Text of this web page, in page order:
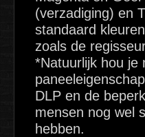
(verzadiging) en
standaard
zoals de
*Natuurlijk hou je
DLP en de
mensen nog wel
hebben.